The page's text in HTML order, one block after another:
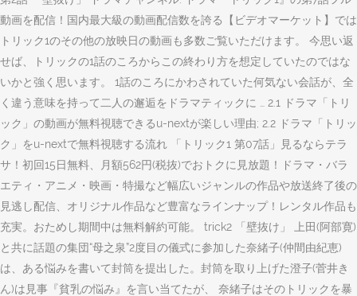
動画を配信！国内最大級の動画配信数を誇る【ビデオマーケット】では
トリック1のその他の放映日の動画も多数ご覧いただけます。 今思い返
せば、トリックの1話のころからこの終わり方を想定していたのではな
いかと強く思います。 1話のころにかわされていた何気ない会話が、全
く違う意味を持って二人の邂逅をドラマティックに … 2.1 ドラマ「トリ
ック」の動画が無料視聴できるu-nextが楽しい理由; 2.2 ドラマ「トリッ
ク」をu-nextで無料視聴する流れ 「トリック1 第07話」見るならテラ
サ！初回15日無料、月額562円(税抜)でおトクに見放題！ドラマ・バラ
エティ・アニメ・映画・特撮など幅広いジャンルの作品や放送終了後の
見逃し配信、オリジナル作品など豊富なラインナップ！レンタル作品も
充実。おためし期間中は無料解約可能。 trick2 「壁抜け」 上田(阿部寛)
と共に話題の集団“母之泉”2度目の儀式に参加した奈緒子(仲間由紀恵)
は、ある悩みを書いて封筒を提出した。封筒を取り上げた澄子(菅井き
ん)は見事『貧乳の悩み』を言い当てたが、 奈緒子はそのトリックを暴